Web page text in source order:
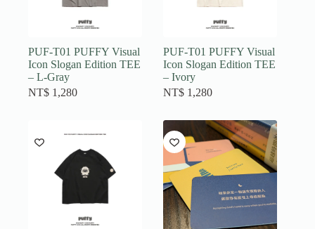
PUF-T01 PUFFY Visual
Icon Slogan Edition TEE
– L-Gray
NT$ 1,280
PUF-T01 PUFFY Visual
Icon Slogan Edition TEE
– Ivory
NT$ 1,280